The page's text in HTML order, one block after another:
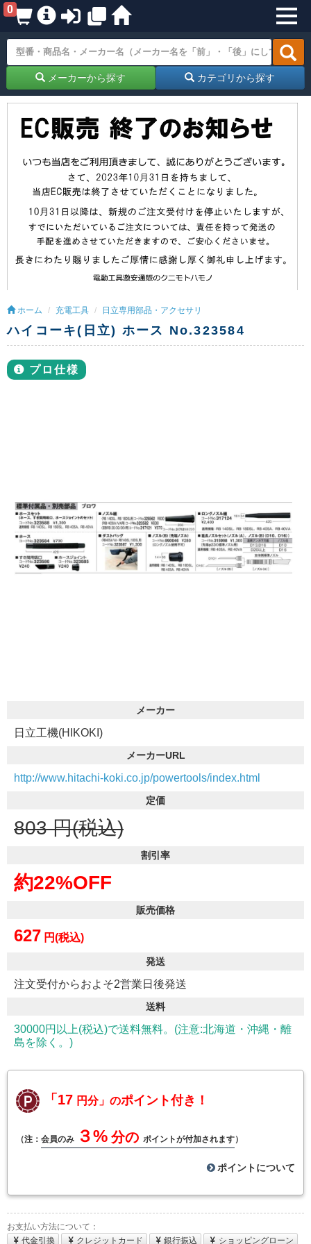
0
メーカーから探す カテゴリから探す
ホーム 充電工具 日立専用部品・アクセサリ
ハイコーキ(日立) ホース No.323584
プロ仕様
メーカー
日立工機(HIKOKI)
メーカーURL
http://www.hitachi-koki.co.jp/powertools/index.html
定価
803 円(税込)
割引率
約22%OFF
販売価格
627 円(税込)
発送
注文受付からおよそ2営業日後発送
送料
30000円以上(税込)で送料無料。(注意:北海道・沖縄・離
島を除く。)
「17 円分」のポイント付き！
（注： 会員のみ ３% 分の ポイントが付加されます）
ポイントについて
お支払い方法について：
代金引換
クレジットカード 銀行振込 ショッピングローン